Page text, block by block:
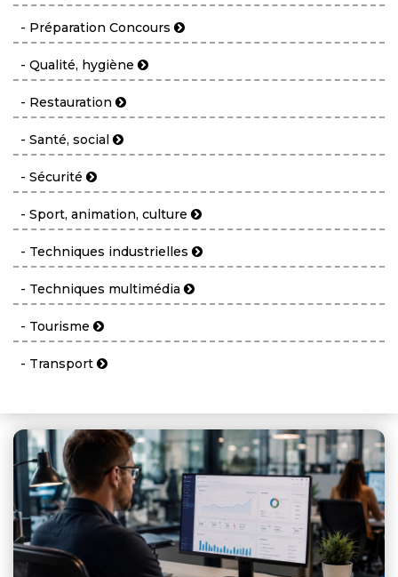
- Préparation Concours
- Qualité, hygiène
- Restauration
- Santé, social
- Sécurité
- Sport, animation, culture
- Techniques industrielles
- Techniques multimédia
- Tourisme
- Transport